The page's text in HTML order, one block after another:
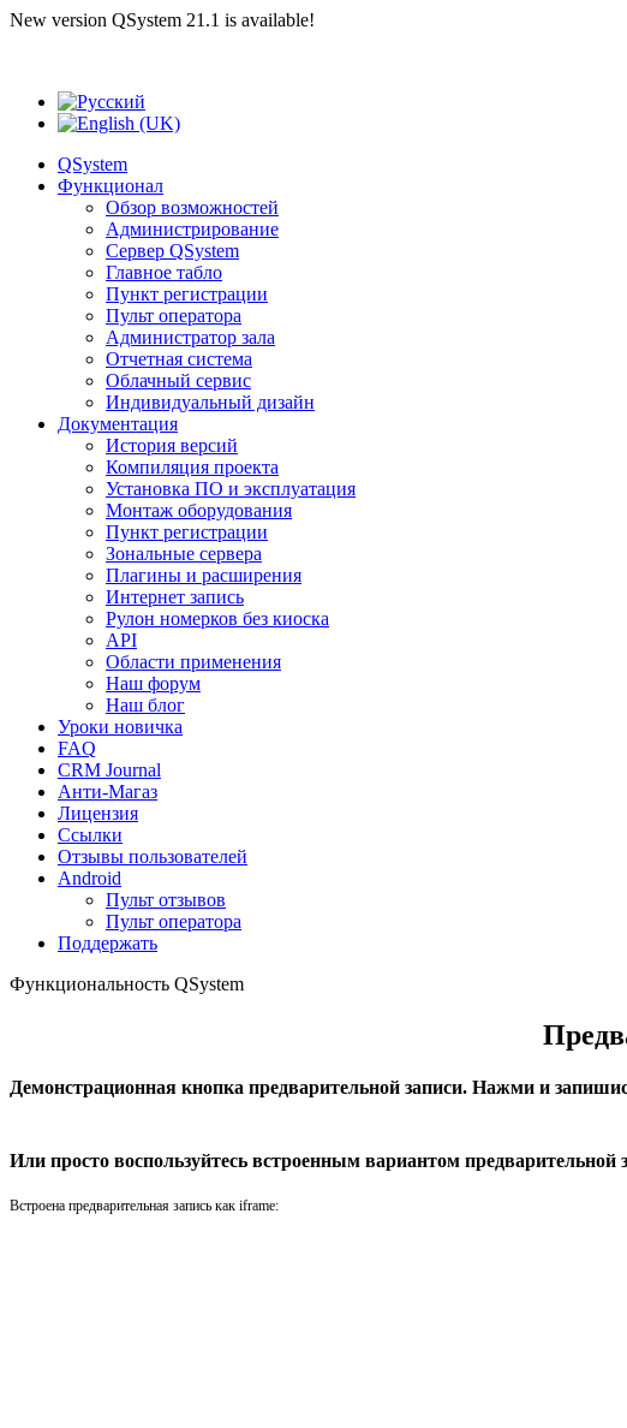
New version QSystem 21.1 is available!
QSystem
Функционал
Обзор возможностей
Администрирование
Сервер QSystem
Главное табло
Пункт регистрации
Пульт оператора
Администратор зала
Отчетная система
Облачный сервис
Индивидуальный дизайн
Документация
История версий
Компиляция проекта
Установка ПО и эксплуатация
Монтаж оборудования
Пункт регистрации
Зональные сервера
Плагины и расширения
Интернет запись
Рулон номерков без киоска
API
Области применения
Наш форум
Наш блог
Уроки новичка
FAQ
CRM Journal
Анти-Магаз
Лицензия
Ссылки
Отзывы пользователей
Android
Пульт отзывов
Пульт оператора
Поддержать
Функциональность QSystem
Демонстрационная кнопка предварительной записи. Нажми и
Или просто воспользуйтесь встроенным вариантом предварительной
Встроена предварительная запись как iframe: